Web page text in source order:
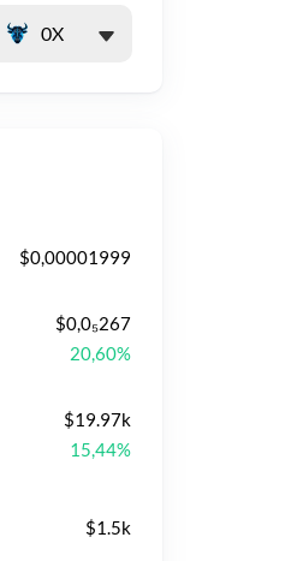
$0,00001999
$0,0₅267
20,60%
$19.97k
15,44%
$1.5k